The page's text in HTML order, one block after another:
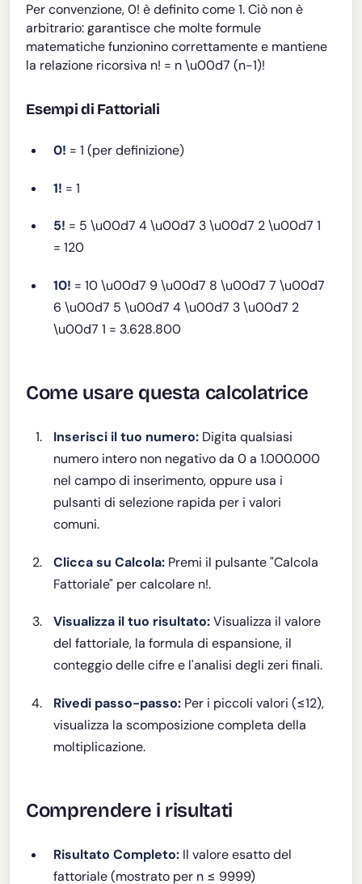
Per convenzione, 0! è definito come 1. Ciò non è
arbitrario: garantisce che molte formule
matematiche funzionino correttamente e mantiene
la relazione ricorsiva n! = n \u00d7 (n-1)!
Esempi di Fattoriali
0! = 1 (per definizione)
1! = 1
5! = 5 \u00d7 4 \u00d7 3 \u00d7 2 \u00d7 1
= 120
10! = 10 \u00d7 9 \u00d7 8 \u00d7 7 \u00d7
6 \u00d7 5 \u00d7 4 \u00d7 3 \u00d7 2
\u00d7 1 = 3.628.800
Come usare questa calcolatrice
Inserisci il tuo numero: Digita qualsiasi
numero intero non negativo da 0 a 1.000.000
nel campo di inserimento, oppure usa i
pulsanti di selezione rapida per i valori
comuni.
Clicca su Calcola: Premi il pulsante "Calcola
Fattoriale" per calcolare n!.
Visualizza il tuo risultato:Visualizza il valore
del fattoriale, la formula di espansione, il
conteggio delle cifre e l'analisi degli zeri finali.
Rivedi passo-passo: Per i piccoli valori (≤12),
visualizza la scomposizione completa della
moltiplicazione.
Comprendere i risultati
Risultato Completo: Il valore esatto del
fattoriale (mostrato per n ≤ 9999)